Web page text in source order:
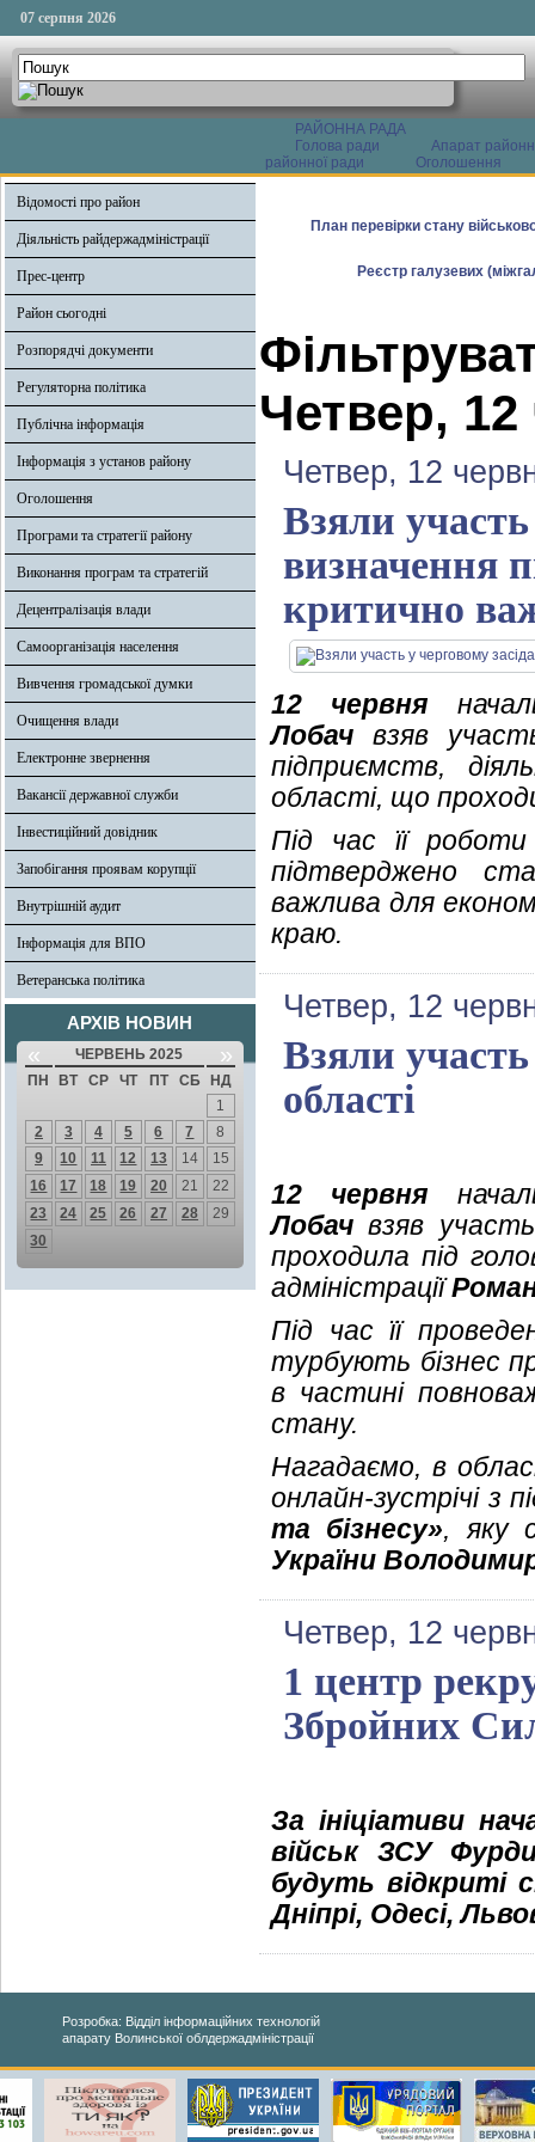
07 серпня 2026
РАЙОННА РАДА
Голова ради
Апарат
районної ради
Оголошення
Відомості про район
Діяльність райдержадміністрації
Прес-центр
Район сьогодні
Розпорядчі документи
Регуляторна політика
Публічна інформація
Інформація з установ району
Оголошення
Програми та стратегії району
Виконання програм та стратегій
Децентралізація влади
Самоорганізація населення
Вивчення громадської думки
Очищення влади
Електронне звернення
Вакансії державної служби
Інвестиційний довідник
Запобігання проявам корупції
Внутрішній аудит
Інформація для ВПО
Ветеранська політика
АРХІВ НОВИН
« ЧЕРВЕНЬ 2025 »
ПН ВТ СР ЧТ ПТ СБ
НД
1
2
3 4 5 6 7
8
9
10 11 12 13 14
15
16
17 18 19 20 21
22
23
24 25 26 27 28
29
30
План перевірки стану
Реєстр галузевих
Четвер,
Четвер, 12
Взяли участь
визначення
критично
12 червня
Лобач взяв
підприємств,
області, що
Під час її
підтверджено
важлива для
краю.
Четвер, 12
Взяли
області
12 червня
Лобач взяв
проходила під
адміністрації
Під час її
турбують бізнес
в частині
стану.
Нагадаємо, в
онлайн-зустрічі з
та бізнесу», яку
України
Четвер, 12
1 центр
Збройних
За ініціативи
військ ЗСУ
будуть відкриті
Дніпрі, Одесі,
Розробка: Відділ інформаційних технологій
апарату Волинської облдержадміністрації